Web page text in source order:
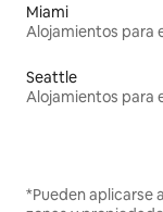
Miami
Seattle
*Pueden aplicarse